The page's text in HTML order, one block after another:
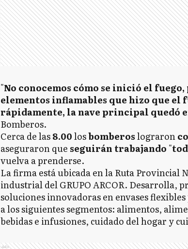
"No conocemos cómo se inició el
elementos inflamables que hizo que el
rápidamente, la nave principal quedó
Bomberos.
Cerca de las8.00losbomberoslograron
aseguraron que seguirán trabajando "
vuelva a prenderse.
La firma está ubicada en la Ruta Provincial
industrial del GRUPO ARCOR. Desarrolla,
soluciones innovadoras en envases
a los siguientes segmentos: alimentos,
bebidas e infusiones, cuidado del hogar y
Ads